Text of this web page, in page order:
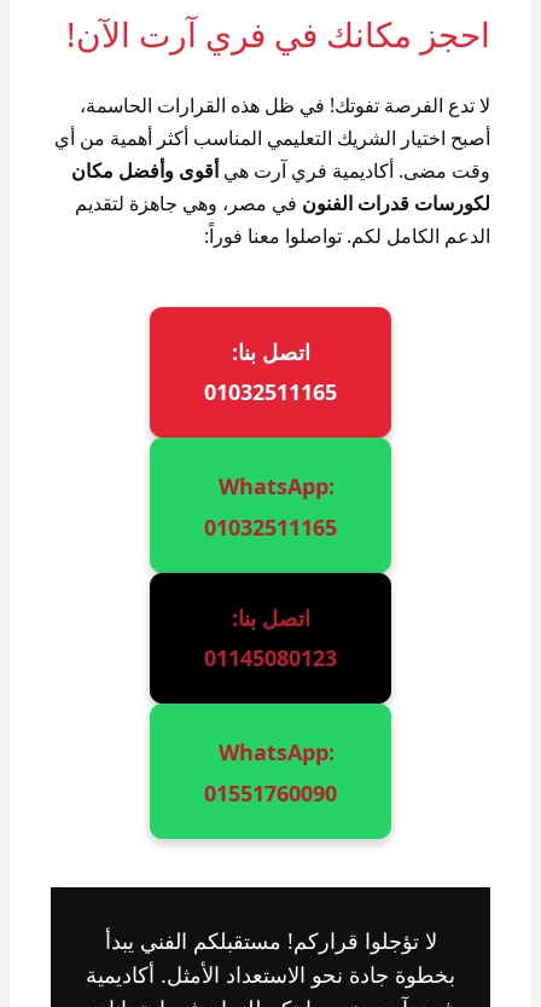
احجز مكانك في فري آرت الآن!
لا تدع الفرصة تفوتك! في ظل هذه القرارات الحاسمة،
أصبح اختيار الشريك التعليمي المناسب أكثر أهمية من أي
وقت مضى. أكاديمية فري آرت هيأقوى وأفضل مكان
لكورسات قدرات الفنون في مصر، وهي جاهزة لتقديم
الدعم الكامل لكم. تواصلوا معنا فوراً:
اتصل بنا:
01032511165
WhatsApp:
01032511165
اتصل بنا:
01145080123
WhatsApp:
01551760090
لا تؤجلوا قراركم! مستقبلكم الفني يبدأ
بخطوة جادة نحو الاستعداد الأمثل. أكاديمية